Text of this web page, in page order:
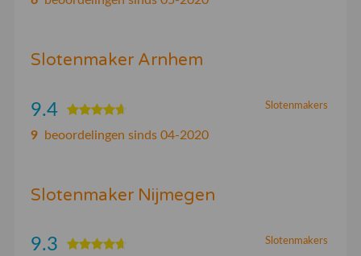
Slotenmaker Arnhem
Slotenmakers
9.4
9beoordelingen sinds 04-2020
Slotenmaker Nijmegen
Slotenmakers
9.3